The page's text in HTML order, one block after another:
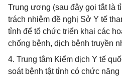
Trung ương (sau đây gọi tắt là
trách nhiệm đề nghị Sở Y tế
tỉnh để tổ chức triển khai các
chống bệnh, dịch bệnh truyền
4. Trung tâm Kiểm dịch Y tế
soát bệnh tật tỉnh có chức